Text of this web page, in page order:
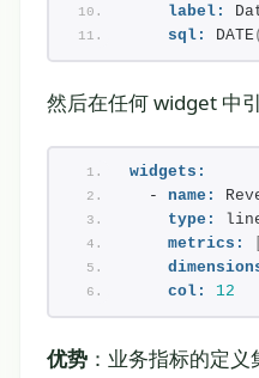
label:
sql:
DATE
然后在任何 widget 中
widgets:
  -
name:
type:
metrics:
col:
12
优势 ：业务指标的定